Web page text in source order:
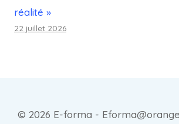
réalité »
22 juillet 2026
© 2026 E-forma -